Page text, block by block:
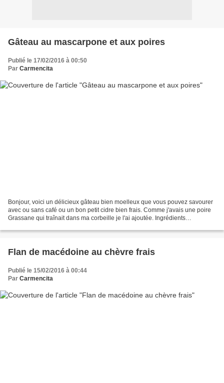
Gâteau au mascarpone et aux poires
Publié le 17/02/2016 à 00:50
Par Carmencita
Bonjour, voici un délicieux gâteau bien moelleux que vous pouvez savourer
avec ou sans café ou un bon petit cidre bien frais. Comme j'avais une poire
Grassane qui traînait dans ma corbeille je l'ai ajoutée. Ingrédients
Flan de macédoine au chèvre frais
Publié le 15/02/2016 à 00:44
Par Carmencita